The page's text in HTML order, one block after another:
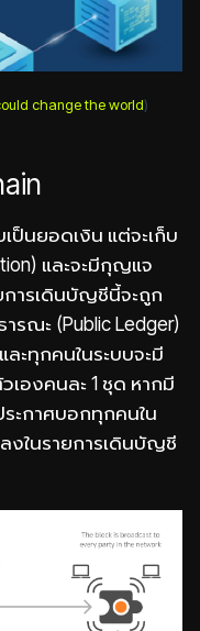
change the world)
เป็นยอดเงิน แต่จะเก็บ
และจะมีกุญแจ
ารเดินบัญชีนี้จะถูก
รณะ (Public Ledger)
ะทุกคนในระบบจะมี
องคนละ 1 ชุด หากมี
ะกาศบอกทุกคนใน
งในรายการเดินบัญชี